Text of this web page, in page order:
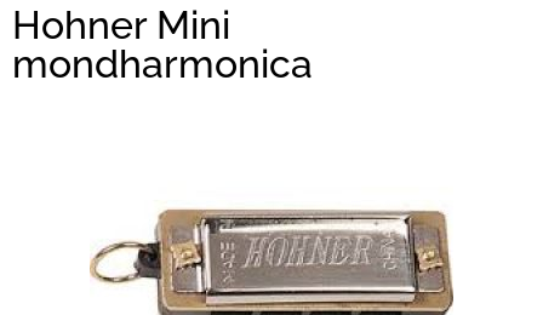
Hohner Mini
mondharmonica